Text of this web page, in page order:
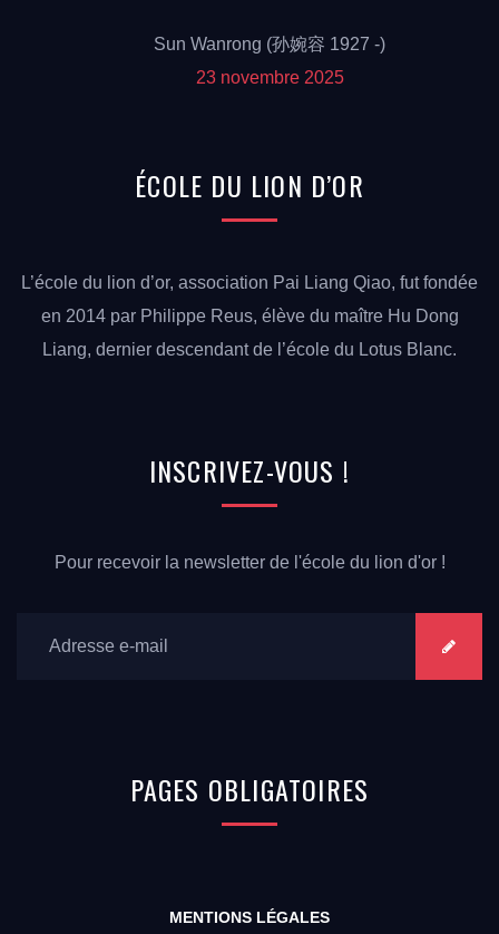
Sun Wanrong (孙婉容 1927 -)
23 novembre 2025
ÉCOLE DU LION D’OR
L’école du lion d’or, association Pai Liang Qiao, fut fondée
en 2014 par Philippe Reus, élève du maître Hu Dong
Liang, dernier descendant de l’école du Lotus Blanc.
INSCRIVEZ-VOUS !
Pour recevoir la newsletter de l'école du lion d'or !
PAGES OBLIGATOIRES
MENTIONS LÉGALES